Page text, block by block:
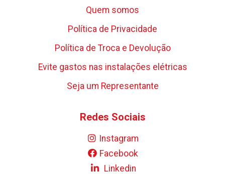
Quem somos
Política de Privacidade
Política de Troca e Devolução
Evite gastos nas instalações elétricas
Seja um Representante
Redes Sociais
Instagram
Facebook
Linkedin